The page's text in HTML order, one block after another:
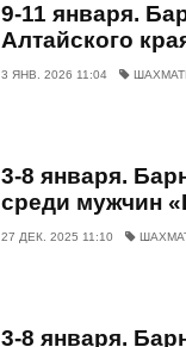
9-11 января.
Алтайского
3 ЯНВ. 2026 11:04
3-8 января.
среди мужчин
27 ДЕК. 2025 11:10
3-8 января.